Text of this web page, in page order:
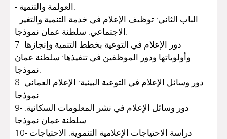
- العولمة والتنمية.
- الباب الثاني: توظيف الإعلام في خدمة التنمية والتغير
الاجتماعي: سلطنة عمان نموذجا:
7- دور الإعلام في التوعية بخطط التنمية وإنجازها
وأولوياتها ودور الموظفين في تنفيذها: سلطنة عمان
نموذجا.
8- دور وسائل الإعلام في التوعية البيئية: الإعلام العماني
نموذجا.
9- دور وسائل الإعلام في نشر المعلومات السكانية:
سلطنة عمان نموذجا.
10- دراسة الاحتياجات الإعلامية التنموية: الاحتياجات